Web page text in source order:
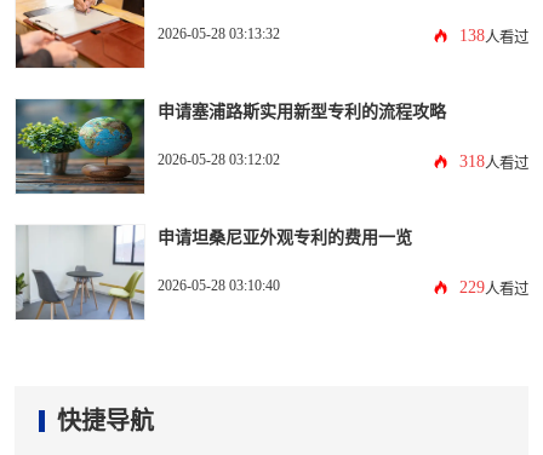
2026-05-28 03:13:32 138人看过
申请塞浦路斯实用新型专利的流程攻略
2026-05-28 03:12:02 318人看过
申请坦桑尼亚外观专利的费用一览
2026-05-28 03:10:40 229人看过
快捷导航